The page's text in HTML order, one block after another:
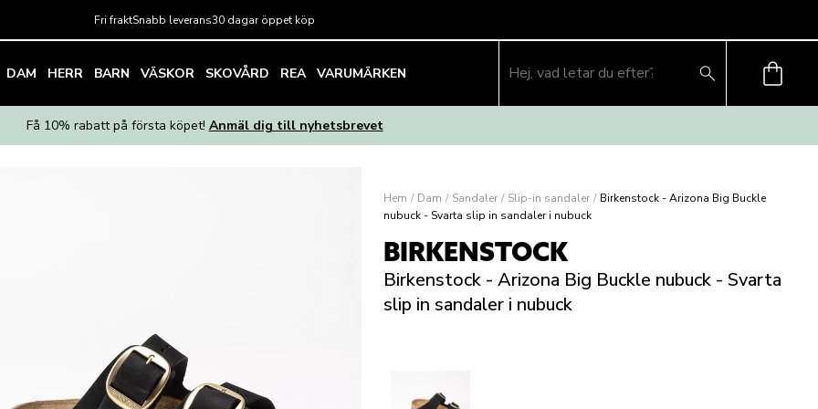
Fri fraktSnabb leverans30 dagar öppet köp
DAM HERR BARN VÄSKOR SKOVÅRD REA VARUMÄRKEN
Få 10% rabatt på första köpet! Anmäl dig till nyhetsbrevet
Hem / Dam / Sandaler / Slip-in sandaler / Birkenstock - Arizona Big Buckle
nubuck - Svarta slip in sandaler i nubuck
BIRKENSTOCK
Birkenstock - Arizona Big Buckle nubuck - Svarta
slip in sandaler i nubuck